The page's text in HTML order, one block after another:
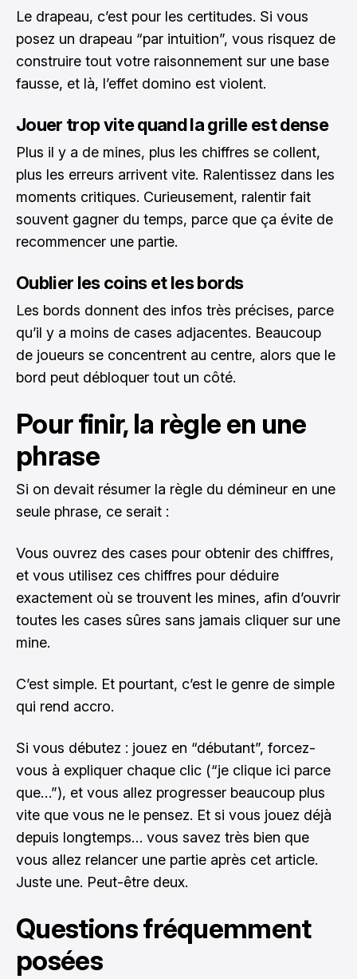
Le drapeau, c’est pour les certitudes. Si vous
posez un drapeau “par intuition”, vous risquez de
construire tout votre raisonnement sur une base
fausse, et là, l’effet domino est violent.
Jouer trop vite quand la grille est dense
Plus il y a de mines, plus les chiffres se collent,
plus les erreurs arrivent vite. Ralentissez dans les
moments critiques. Curieusement, ralentir fait
souvent gagner du temps, parce que ça évite de
recommencer une partie.
Oublier les coins et les bords
Les bords donnent des infos très précises, parce
qu’il y a moins de cases adjacentes. Beaucoup
de joueurs se concentrent au centre, alors que le
bord peut débloquer tout un côté.
Pour finir, la règle en une
phrase
Si on devait résumer la règle du démineur en une
seule phrase, ce serait :
Vous ouvrez des cases pour obtenir des chiffres,
et vous utilisez ces chiffres pour déduire
exactement où se trouvent les mines, afin d’ouvrir
toutes les cases sûres sans jamais cliquer sur une
mine.
C’est simple. Et pourtant, c’est le genre de simple
qui rend accro.
Si vous débutez : jouez en “débutant”, forcez-
vous à expliquer chaque clic (“je clique ici parce
que…”), et vous allez progresser beaucoup plus
vite que vous ne le pensez. Et si vous jouez déjà
depuis longtemps… vous savez très bien que
vous allez relancer une partie après cet article.
Juste une. Peut-être deux.
Questions fréquemment
posées